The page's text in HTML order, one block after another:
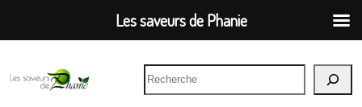
au
contenu
R
e
Les saveurs de Phanie